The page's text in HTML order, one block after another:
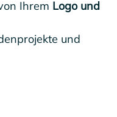
Ihrem Logo und
und